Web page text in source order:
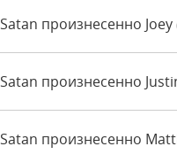
Satan произнесенно Joey
Satan произнесенно
Satan произнесенно